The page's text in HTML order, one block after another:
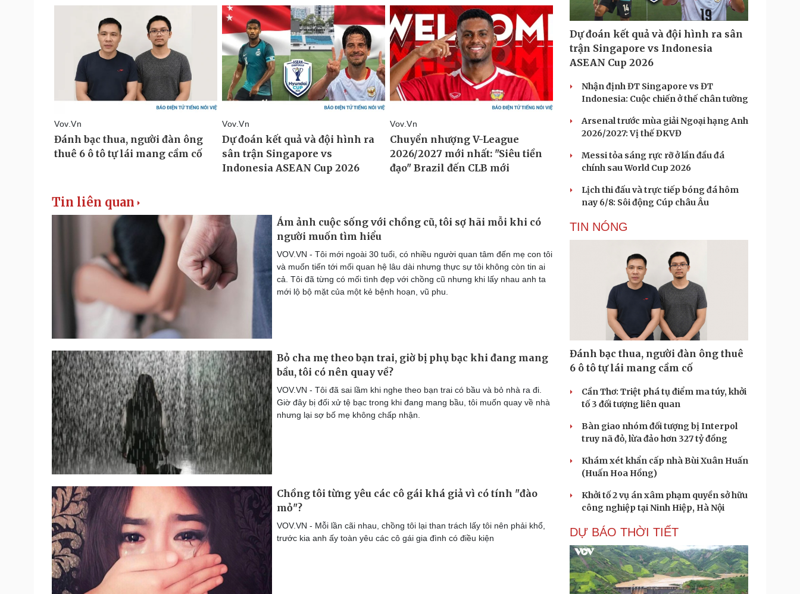
Tin liên quan
Ám ảnh cuộc sống với chồng cũ, tôi sợ hãi mỗi khi có
người muốn tìm hiểu
VOV.VN - Tôi mới ngoài 30 tuổi, có nhiều người quan tâm đến mẹ con tôi
và muốn tiến tới mối quan hệ lâu dài nhưng thực sự tôi không còn tin ai
cả. Tôi đã từng có mối tình đẹp với chồng cũ nhưng khi lấy nhau anh ta
mới lộ bộ mặt của một kẻ bệnh hoạn, vũ phu.
Bỏ cha mẹ theo bạn trai, giờ bị phụ bạc khi đang mang
bầu, tôi có nên quay về?
VOV.VN - Tôi đã sai lầm khi nghe theo bạn trai có bầu và bỏ nhà ra đi.
Giờ đây bị đối xử tệ bạc trong khi đang mang bầu, tôi muốn quay về nhà
nhưng lại sợ bố mẹ không chấp nhận.
Chồng tôi từng yêu các cô gái khá giả vì có tính "đào
mỏ"?
VOV.VN - Mỗi lần cãi nhau, chồng tôi lại than trách lấy tôi nên phải khổ,
trước kia anh ấy toàn yêu các cô gái gia đình có điều kiện
Dự đoán kết quả và đội hình ra sân
trận Singapore vs Indonesia
ASEAN Cup 2026
Nhận định ĐT Singapore vs ĐT
Indonesia: Cuộc chiến ở thế chân tường
Arsenal trước mùa giải Ngoại hạng Anh
2026/2027: Vị thế ĐKVĐ
Messi tỏa sáng rực rỡ ở lần đầu đá
chính sau World Cup 2026
Lịch thi đấu và trực tiếp bóng đá hôm
nay 6/8: Sôi động Cúp châu Âu
TIN NÓNG
Đánh bạc thua, người đàn ông thuê
6 ô tô tự lái mang cầm cố
Cần Thơ: Triệt phá tụ điểm ma túy, khởi
tố 3 đối tượng liên quan
Bàn giao nhóm đối tượng bị Interpol
truy nã đỏ, lừa đảo hơn 327 tỷ đồng
Khám xét khẩn cấp nhà Bùi Xuân Huấn
(Huấn Hoa Hồng)
Khởi tố 2 vụ án xâm phạm quyền sở hữu
công nghiệp tại Ninh Hiệp, Hà Nội
DỰ BÁO THỜI TIẾT